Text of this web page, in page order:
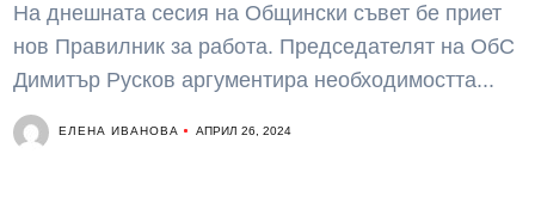
На днешната сесия на Общински съвет бе приет
нов Правилник за работа. Председателят на ОбС
Димитър Русков аргументира необходимостта...
ЕЛЕНА ИВАНОВА АПРИЛ 26, 2024